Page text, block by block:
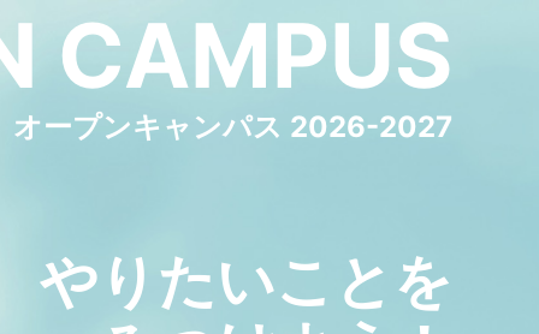
CAMPUS
オープンキャンパス 2026-2027
やりたいことを